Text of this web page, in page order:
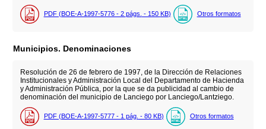
PDF (BOE-A-1997-5776 - 2 págs. - 150 KB) Otros formatos
Municipios. Denominaciones
Resolución de 26 de febrero de 1997, de la Dirección de Relaciones
Institucionales y Administración Local del Departamento de Hacienda
y Administración Pública, por la que se da publicidad al cambio de
denominación del municipio de Lanciego por Lanciego/Lantziego.
PDF (BOE-A-1997-5777 - 1 pág. - 80 KB) Otros formatos